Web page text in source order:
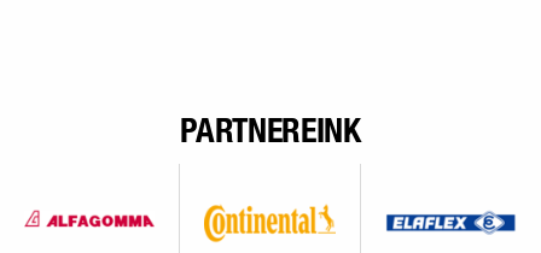
PARTNEREINK